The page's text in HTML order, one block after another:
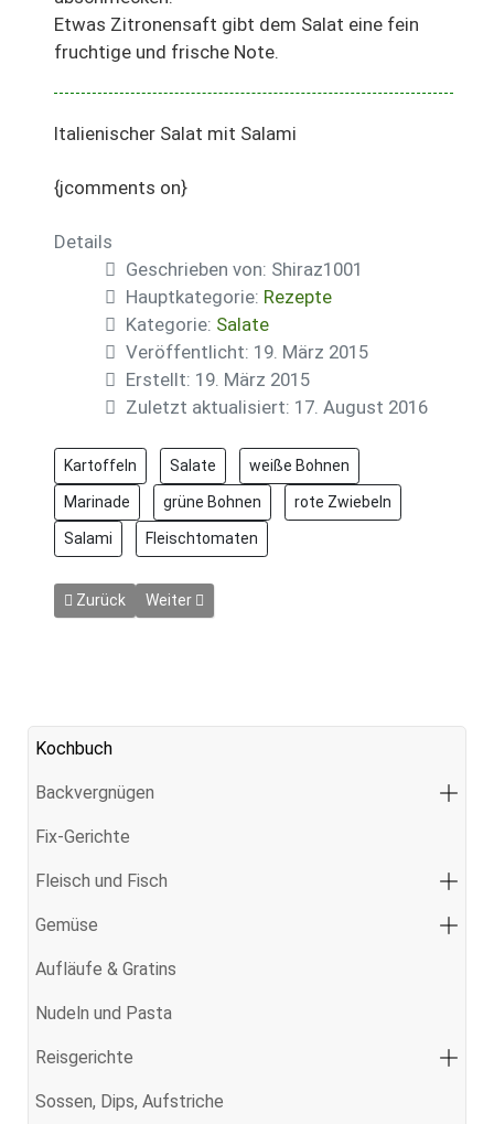
Etwas Zitronensaft gibt dem Salat eine fein
fruchtige und frische Note.
Italienischer Salat mit Salami
{jcomments on}
Details
Geschrieben von: Shiraz1001
Hauptkategorie: Rezepte
Kategorie: Salate
Veröffentlicht: 19. März 2015
Erstellt: 19. März 2015
Zuletzt aktualisiert: 17. August 2016
Kartoffeln Salate weiße Bohnen
Marinade grüne Bohnen rote Zwiebeln
Salami Fleischtomaten
Vorheriger Beitrag: Hühnchensalat
Zurück Nächster Beitrag: Italienischer Tomatensalat
Weiter
Kochbuch
Backvergnügen
Fix-Gerichte
Fleisch und Fisch
Gemüse
Aufläufe & Gratins
Nudeln und Pasta
Reisgerichte
Sossen, Dips, Aufstriche